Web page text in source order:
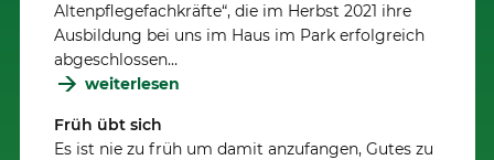
Altenpflegefachkräfte“, die im Herbst 2021 ihre
Ausbildung bei uns im Haus im Park erfolgreich
abgeschlossen…
weiterlesen
Früh übt sich
Es ist nie zu früh um damit anzufangen, Gutes zu